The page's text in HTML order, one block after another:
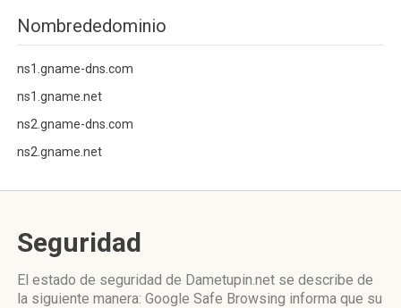
Nombrededominio
ns1.gname-dns.com
ns1.gname.net
ns2.gname-dns.com
ns2.gname.net
Seguridad
El estado de seguridad de Dametupin.net se describe de
la siguiente manera: Google Safe Browsing informa que su